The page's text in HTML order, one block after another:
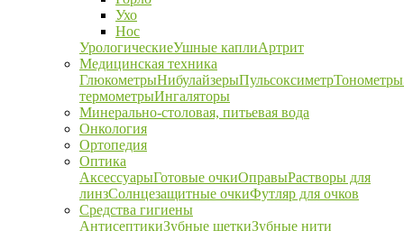
Ухо
Нос
УрологическиеУшные каплиАртрит
Медицинская техника
ГлюкометрыНибулайзерыПульсоксиметрТонометры
термометрыИнгаляторы
Минерально-столовая, питьевая вода
Онкология
Ортопедия
Оптика
АксессуарыГотовые очкиОправыРастворы для
линзСолнцезащитные очкиФутляр для очков
Средства гигиены
АнтисептикиЗубные щеткиЗубные нити